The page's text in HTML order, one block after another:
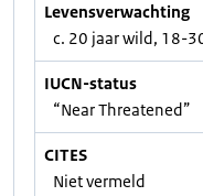
Levensverwachting
c. 20 jaar wild, 18-
IUCN-status
“Near Threatened”
CITES
Niet vermeld